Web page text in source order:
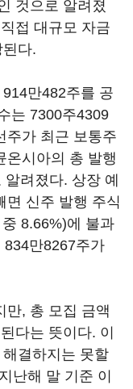
것으로 알려졌
접 대규모 자금
다.
만482주를 공
는 7300주4309
주가 최근 보통주
온시아의 총 발행
려졌다. 상장 예
면 신주 발행 주식
8.66%)에 불과
만8267주가
만, 총 모집 금액
다는 뜻이다. 이
결하지는 못할
난해 말 기준 이